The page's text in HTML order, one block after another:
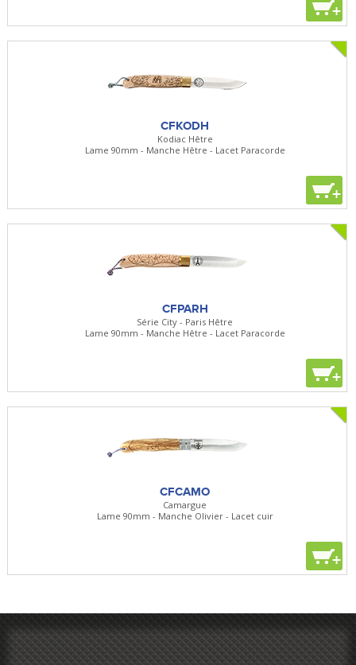
+
CFKODH
Kodiac Hêtre
Lame 90mm - Manche Hêtre - Lacet Paracorde
+
CFPARH
Série City - Paris Hêtre
Lame 90mm - Manche Hêtre - Lacet Paracorde
+
CFCAMO
Camargue
Lame 90mm - Manche Olivier - Lacet cuir
+